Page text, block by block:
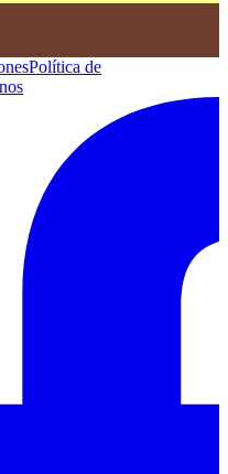
Política de